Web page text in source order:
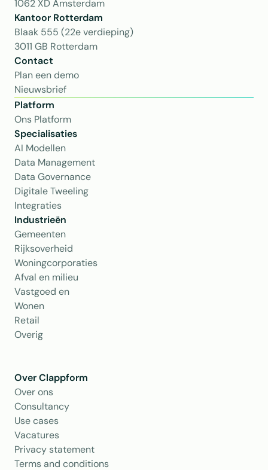
1062 XD Amsterdam
Kantoor Rotterdam
Blaak 555 (22e verdieping)
3011 GB Rotterdam
Contact
Plan een demo
Nieuwsbrief
Platform
Ons Platform
Specialisaties
AI Modellen
Data Management
Data Governance
Digitale Tweeling
Integraties
Industrieën
Gemeenten
Rijksoverheid
Woningcorporaties
Afval en milieu
Vastgoed en
Wonen
Retail
Overig
Over Clappform
Over ons
Consultancy
Use cases
Vacatures
Privacy statement
Terms and conditions